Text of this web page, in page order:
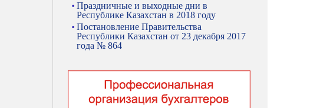
Праздничные и выходные дни в
Республике Казахстан в 2018 году
Постановление Правительства
Республики Казахстан от 23 декабря 2017
года № 864